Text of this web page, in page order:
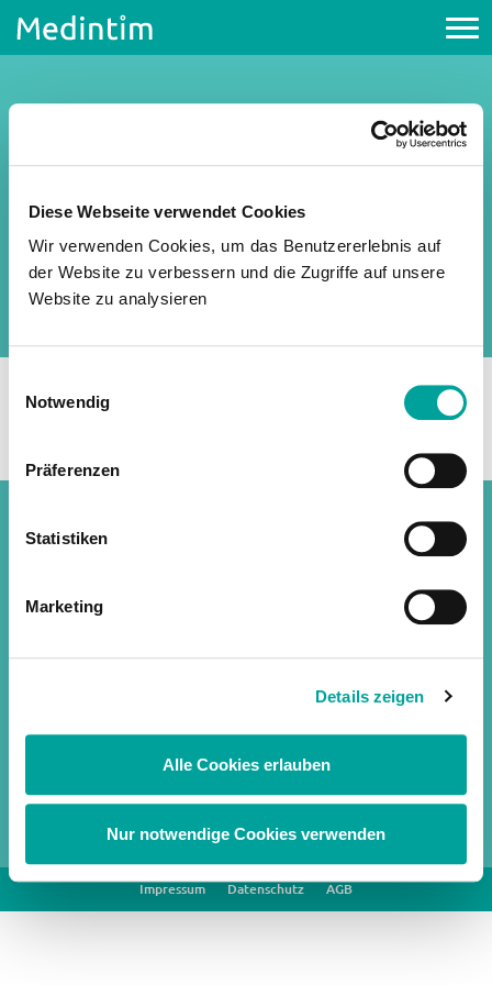
Diese Webseite verwendet Cookies
Wir verwenden Cookies, um das Benutzererlebnis auf
der Website zu verbessern und die Zugriffe auf unsere
Website zu analysieren
Notwendig
Präferenzen
Statistiken
Marketing
Details zeigen
Alle Cookies erlauben
Nur notwendige Cookies verwenden
Medintim-News
KESSEL medintim GmbH
Fax: +49 6105 / 20 37 221
Impressum Datenschutz AGB